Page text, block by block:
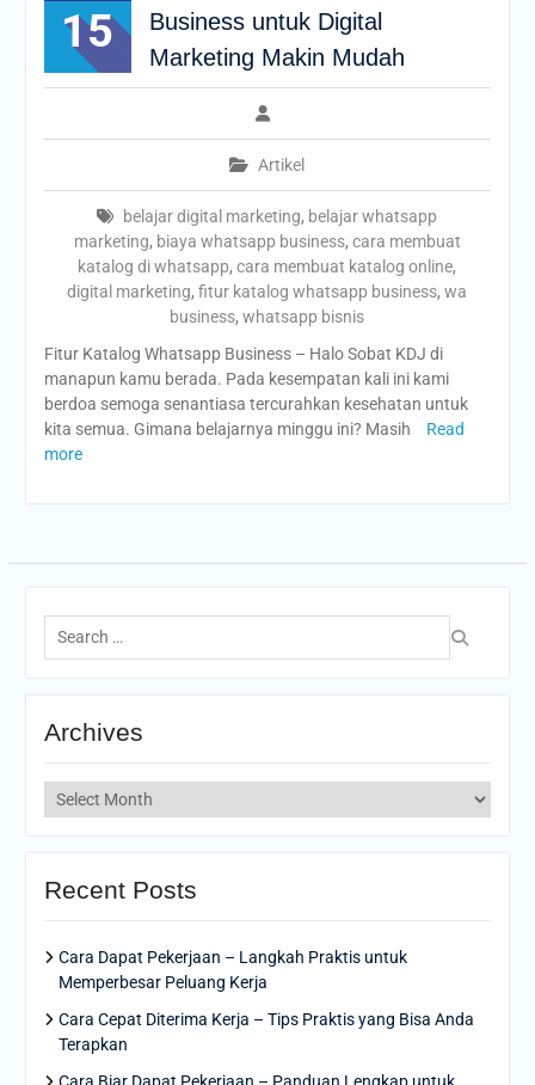
15
Business untuk Digital
Marketing Makin Mudah
Artikel
belajar digital marketing, belajar whatsapp
marketing, biaya whatsapp business, cara membuat
katalog di whatsapp,cara membuat katalog online,
digital marketing,fitur katalog whatsapp business,wa
business,whatsapp bisnis
Fitur Katalog Whatsapp Business – Halo Sobat KDJ di
manapun kamu berada. Pada kesempatan kali ini kami
berdoa semoga senantiasa tercurahkan kesehatan untuk
kita semua. Gimana belajarnya minggu ini? Masih
Read
more
Search
for:
Archives
Archives
Recent Posts
Cara Dapat Pekerjaan – Langkah Praktis untuk
Memperbesar Peluang Kerja
Cara Cepat Diterima Kerja – Tips Praktis yang Bisa Anda
Terapkan